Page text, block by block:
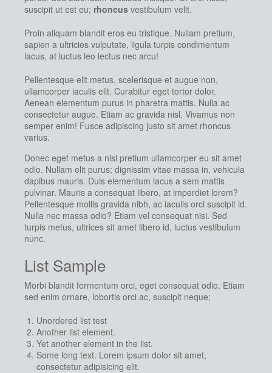
suscipit ut est eu; rhoncus vestibulum velit.
Proin aliquam blandit eros eu tristique. Nullam pretium,
sapien a ultricies vulputate, ligula turpis condimentum
lacus, at luctus leo lectus nec arcu!
Pellentesque elit metus, scelerisque et augue non,
ullamcorper iaculis elit. Curabitur eget tortor dolor.
Aenean elementum purus in pharetra mattis. Nulla ac
consectetur augue. Etiam ac gravida nisl. Vivamus non
semper enim! Fusce adipiscing justo sit amet rhoncus
varius.
Donec eget metus a nisl pretium ullamcorper eu sit amet
odio. Nullam elit purus; dignissim vitae massa in, vehicula
dapibus mauris. Duis elementum lacus a sem mattis
pulvinar. Mauris a consequat libero, at imperdiet lorem?
Pellentesque mollis gravida nibh, ac iaculis orci suscipit id.
Nulla nec massa odio? Etiam vel consequat nisi. Sed
turpis metus, ultrices sit amet libero id, luctus vestibulum
nunc.
List Sample
Morbi blandit fermentum orci, eget consequat odio. Etiam
sed enim ornare, lobortis orci ac, suscipit neque;
Unordered list test
Another list element.
Yet another element in the list.
Some long text. Lorem ipsum dolor sit amet,
consectetur adipisicing elit.